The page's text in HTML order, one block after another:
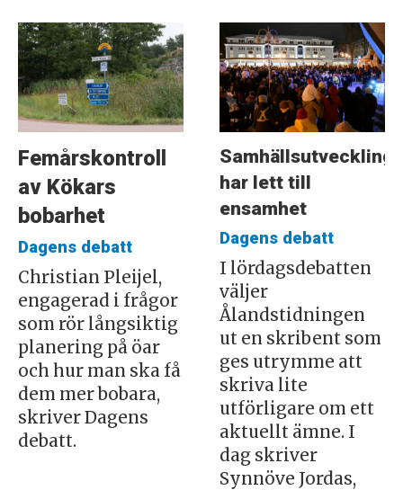
Femårskontroll
av Kökars
bobarhet
Dagens debatt
Christian Pleijel,
engagerad i frågor
som rör långsiktig
planering på öar
och hur man ska få
dem mer bobara,
skriver Dagens
debatt.
Samhällsutveckling
har lett till
ensamhet
Dagens debatt
I lördagsdebatten
väljer
Ålandstidningen
ut en skribent som
ges utrymme att
skriva lite
utförligare om ett
aktuellt ämne. I
dag skriver
Synnöve Jordas,